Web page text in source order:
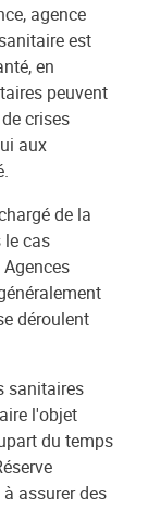
agence
est
en
peuvent
crises
aux
de la
le cas
déroulent
sanitaires
l'objet
du temps
assurer des